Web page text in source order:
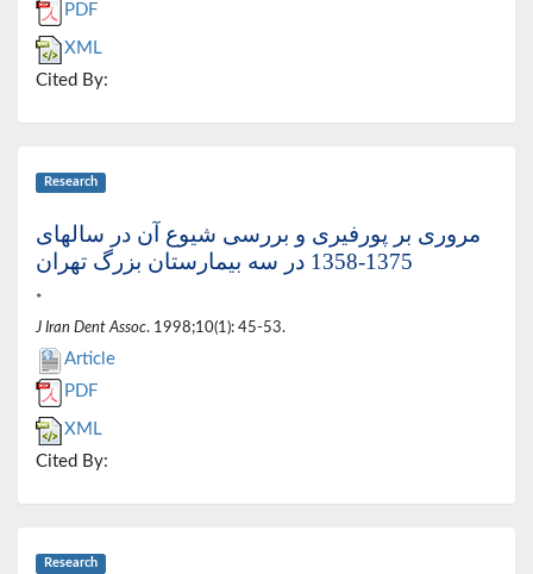
PDF
XML
Cited By:
Research
مروری بر پورفیری و بررسی شیوع آن در سالهای
1375-1358 در سه بیمارستان بزرگ تهران
*
J Iran Dent Assoc. 1998;10(1): 45-53.
Article
PDF
XML
Cited By:
Research